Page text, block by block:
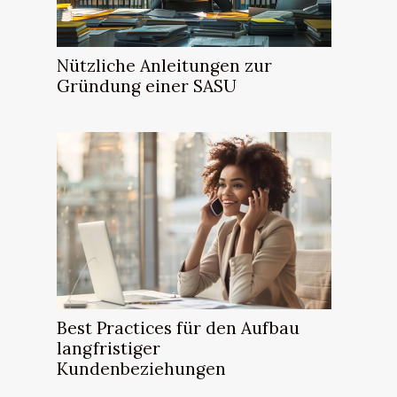
Nützliche Anleitungen zur
Gründung einer SASU
Best Practices für den Aufbau
langfristiger
Kundenbeziehungen